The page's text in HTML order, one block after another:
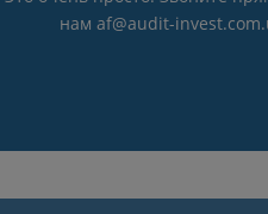
нам af@audit-